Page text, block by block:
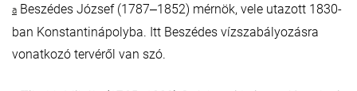
a Beszédes József (1787‒1852) mérnök, vele utazott 1830-
ban Konstantinápolyba. Itt Beszédes vízszabályozásra
vonatkozó tervéről van szó.